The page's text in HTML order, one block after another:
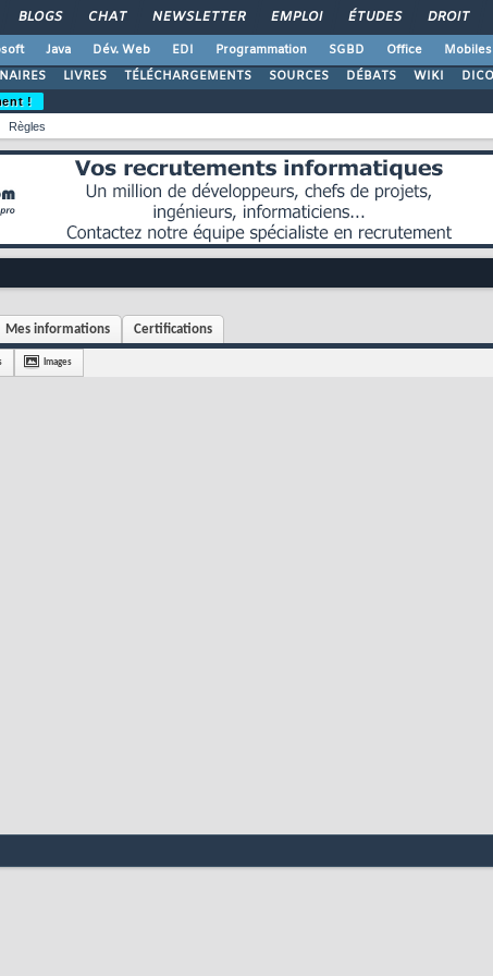
BLOGS CHAT NEWSLETTER EMPLOI ÉTUDES DROIT
Java Dév. Web EDI Programmation SGBD Office Mobiles
LIVRES TÉLÉCHARGEMENTS SOURCES DÉBATS WIKI DICO
!
Règles
Mes informations Certifications
Images